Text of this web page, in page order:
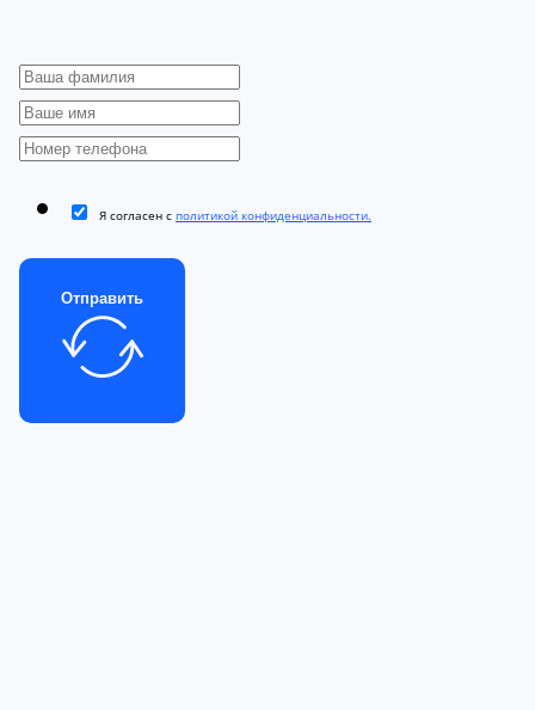
Я согласен с политикой конфиденциальности.
Отправить